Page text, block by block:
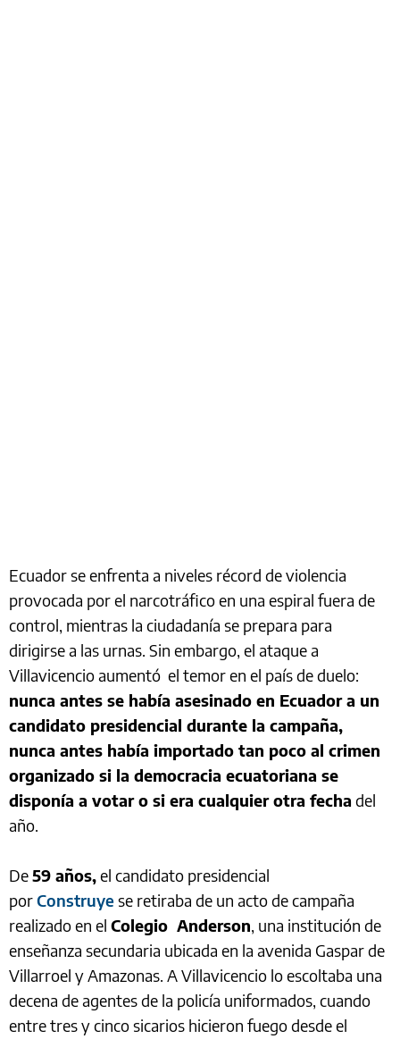
Ecuador se enfrenta a niveles récord de violencia
provocada por el narcotráfico en una espiral fuera de
control, mientras la ciudadanía se prepara para
dirigirse a las urnas. Sin embargo, el ataque a
Villavicencio aumentó el temor en el país de duelo:
nunca antes se había asesinado en Ecuador a un
candidato presidencial durante la campaña,
nunca antes había importado tan poco al crimen
organizado si la democracia ecuatoriana se
disponía a votar o si era cualquier otra fecha del
año.
De59 años,el candidato presidencial
porConstruyese retiraba de un acto de campaña
realizado en el Colegio Anderson, una institución de
enseñanza secundaria ubicada en la avenida Gaspar de
Villarroel y Amazonas. A Villavicencio lo escoltaba una
decena de agentes de la policía uniformados, cuando
entre tres y cinco sicarios hicieron fuego desde el